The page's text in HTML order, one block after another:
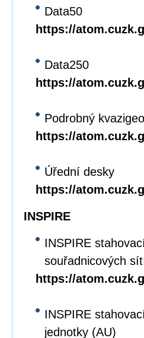
Data50
https://
Data250
https://
Podrobný
https://
Úřední desky
https://
INSPIRE
INSPIRE
souřadnicových
https://
INSPIRE
jednotky (AU)